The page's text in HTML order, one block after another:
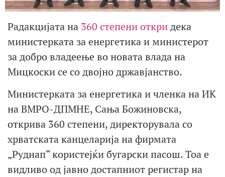
Радакцијата на 360 степени откридека
министерката за енергетика и министерот
за добро владеење во новата влада на
Мицкоски се со двојно државјанство.
Министерката за енергетика и членка на ИК
на ВМРО-ДПМНЕ, Сања Божиновска,
открива 360 степени, директорувала со
хрватската канцеларија на фирмата
„Руднап“ користејќи бугарски пасош. Тоа е
видливо од јавно достапниот регистар на